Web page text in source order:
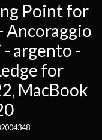
Point for
Ancoraggio
- argento -
for
MacBook